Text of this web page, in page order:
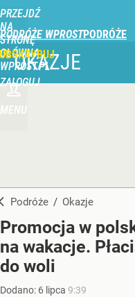
PRZEJDŹ
NA
STRONĘ
GŁÓWNĄ
WPROST.PL
PODRÓŻE WPROST
ZALOGUJ
MENU
OKAZJE
Podróże / Okazje
Promocja w
na wakacje.
do woli
Dodano: 6 lipca 9:39